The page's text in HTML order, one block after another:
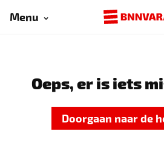
Menu
Oeps, er is iets
Doorgaan naar de